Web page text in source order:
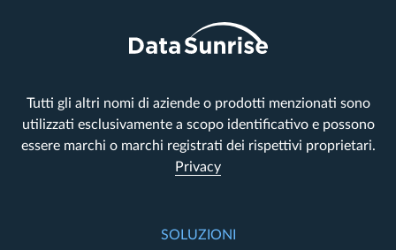
Tutti gli altri nomi di aziende o prodotti menzionati sono
utilizzati esclusivamente a scopo identificativo e possono
essere marchi o marchi registrati dei rispettivi proprietari.
Privacy
SOLUZIONI